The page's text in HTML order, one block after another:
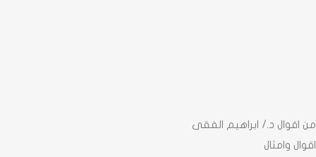
من اقوال د./ ابراهيم الفقى
اقوال وامثال